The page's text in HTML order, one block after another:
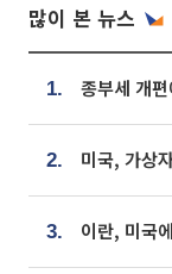
많이 본 뉴스
1.
2.
3.